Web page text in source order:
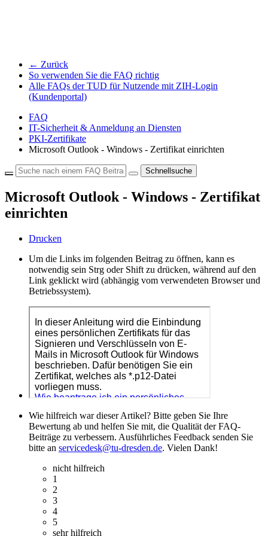
← Zurück
So verwenden Sie die FAQ richtig
Alle FAQs der TUD für Nutzende mit ZIH-Login
(Kundenportal)
FAQ
IT-Sicherheit & Anmeldung an Diensten
PKI-Zertifikate
Microsoft Outlook - Windows - Zertifikat einrichten
Schnellsuche
Microsoft Outlook - Windows - Zertifikat
einrichten
Drucken
Um die Links im folgenden Beitrag zu öffnen, kann es
notwendig sein Strg oder Shift zu drücken, während auf den
Link geklickt wird (abhängig vom verwendeten Browser und
Betriebssystem).
Wie hilfreich war dieser Artikel? Bitte geben Sie Ihre
Bewertung ab und helfen Sie mit, die Qualität der FAQ-
Beiträge zu verbessern. Ausführliches Feedback senden Sie
bitte an servicedesk@tu-dresden.de. Vielen Dank!
nicht hilfreich
1
2
3
4
5
sehr hilfreich